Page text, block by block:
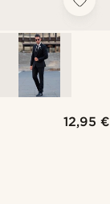
12,95 €